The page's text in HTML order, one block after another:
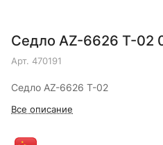
Седло AZ-6626 T-02
Арт. 470191
Седло AZ-6626 T-02
Все описание